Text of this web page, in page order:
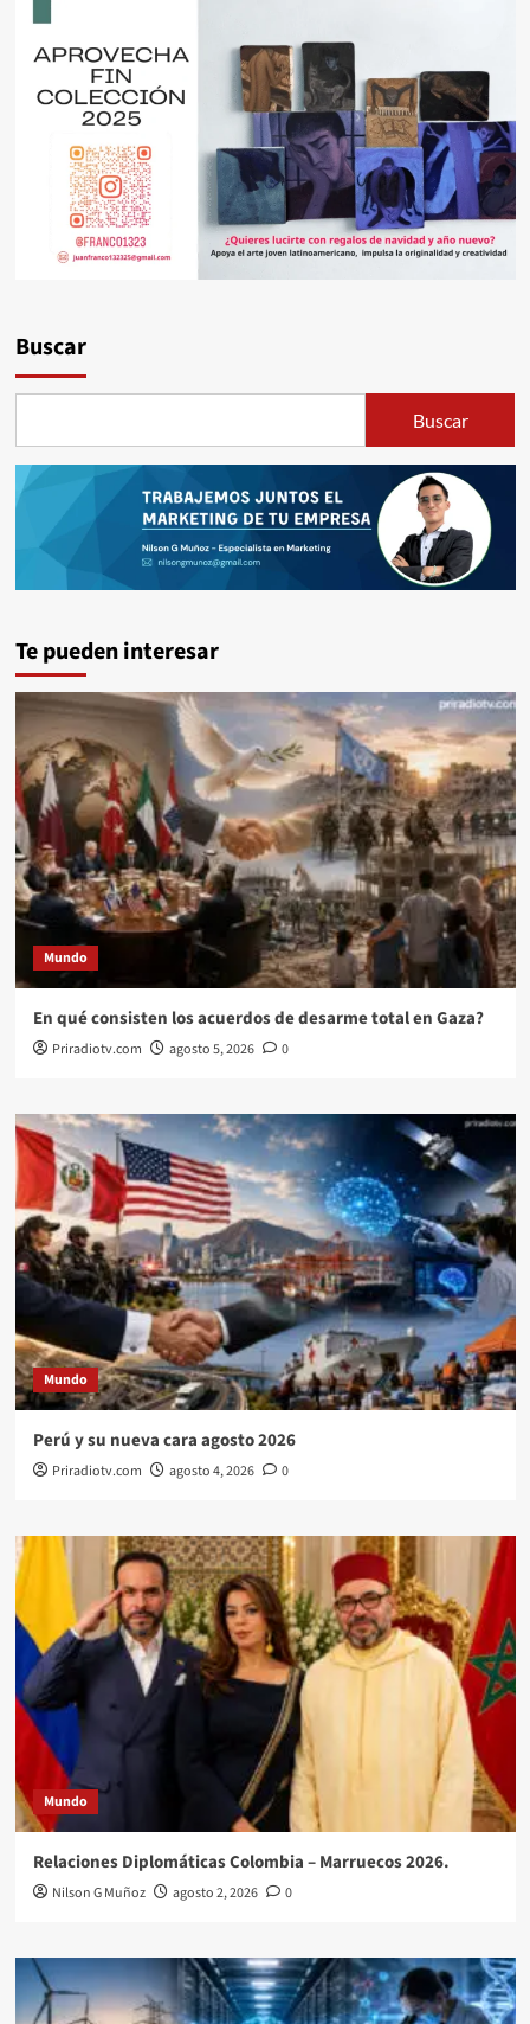
Buscar
Buscar
Te pueden interesar
Mundo
En qué consisten los acuerdos de desarme total en Gaza?
Priradiotv.com agosto 5, 2026 0
Mundo
Perú y su nueva cara agosto 2026
Priradiotv.com agosto 4, 2026 0
Mundo
Relaciones Diplomáticas Colombia – Marruecos 2026.
Nilson G Muñoz agosto 2, 2026 0